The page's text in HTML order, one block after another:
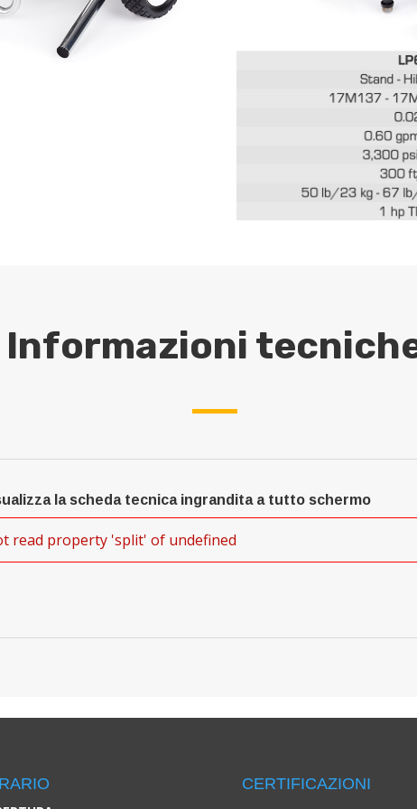
Informazioni
la scheda tecnica ingrandita a tutto schermo
read property 'split' of undefined
CERTIFICAZIONI